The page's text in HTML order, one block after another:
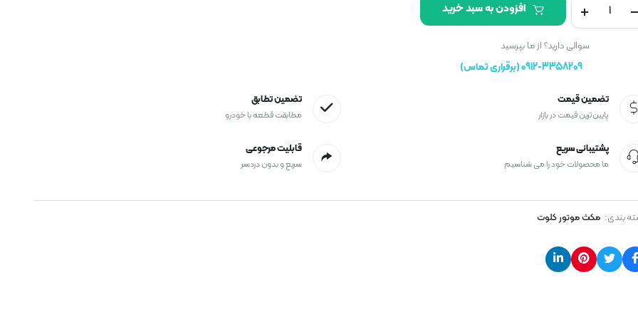
جلو
افزودن به سبد خرید
سوالی دارید؟ از ما بپرسید
0912-3358209 (برقراری تماس)
تضمین قیمت
پایین ترین قیمت در بازار
تضمین تطابق
مطابقت قطعه با خودرو
پشتیبانی سریع
ما محصولات خود را می شناسیم
قابلیت مرجوعی
سریع و بدون دردسر
بندی: مکث موتور کلوت